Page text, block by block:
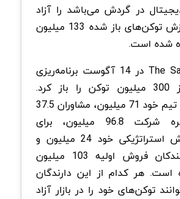
در گردش می‌باشد را آزاد
کرده است. ارزش توکن‌های باز شده 133 میلیون
شده است.
پلتفرم The Sandbox در 14 آگوست برنامه‌ریزی
شده بیش از 300 میلیون توکن را باز کرد.
Sandbox برای تیم خود 71 میلیون، مشاوران 37.5
میلیون، ذخیره شرکت 96.8 میلیون، برای
خریداران فروش استراتژیکی خود 24 میلیون و
برای شرکت‌کنندکان فروش اولیه 103 میلیون
است. هر کدام از این دارندگان
توکن‌های خود را در بازار آزاد